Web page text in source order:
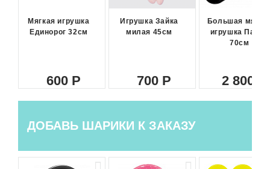
Мягкая игрушка
Единорог 32см
600
Игрушка Зайка
милая 45см
700
Большая
игрушка Панда
70см
2 800
ДОБАВЬ ШАРИКИ К ЗАКАЗУ